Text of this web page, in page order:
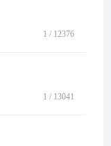
1 / 12376
1 / 13041